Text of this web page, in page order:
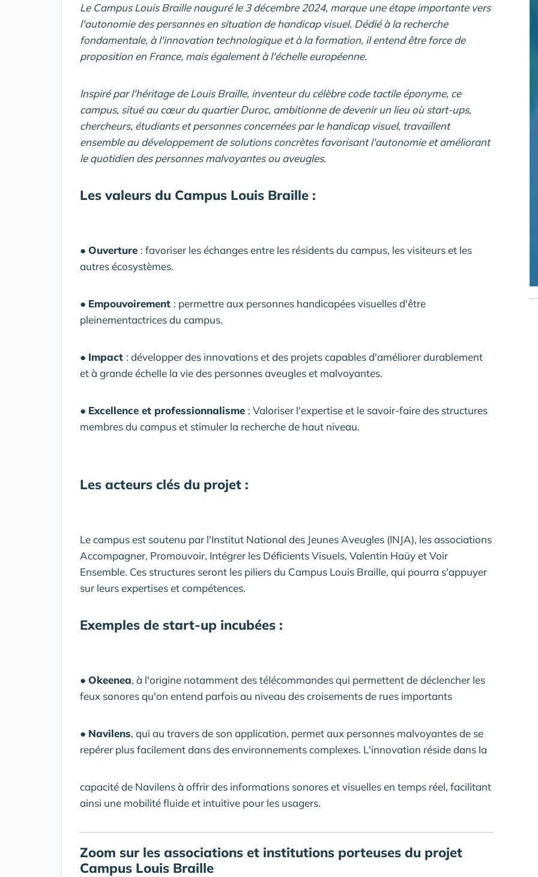
Le Campus Louis Braille nauguré le 3 décembre 2024, marque une étape importante vers
l'autonomie des personnes en situation de handicap visuel. Dédié à la recherche
fondamentale, à l'innovation technologique et à la formation, il entend être force de
proposition en France, mais également à l'échelle européenne.
Inspiré par l'héritage de Louis Braille, inventeur du célèbre code tactile éponyme, ce
campus, situé au cœur du quartier Duroc, ambitionne de devenir un lieu où start-ups,
chercheurs, étudiants et personnes concernées par le handicap visuel, travaillent
ensemble au développement de solutions concrètes favorisant l'autonomie et améliorant
le quotidien des personnes malvoyantes ou aveugles.
Les valeurs du Campus Louis Braille :
● Ouverture : favoriser les échanges entre les résidents du campus, les visiteurs et les
autres écosystèmes.
● Empouvoirement : permettre aux personnes handicapées visuelles d'être
pleinementactrices du campus.
● Impact : développer des innovations et des projets capables d'améliorer durablement
et à grande échelle la vie des personnes aveugles et malvoyantes.
● Excellence et professionnalisme : Valoriser l'expertise et le savoir-faire des structures
membres du campus et stimuler la recherche de haut niveau.
Les acteurs clés du projet :
Le campus est soutenu par l'Institut National des Jeunes Aveugles (INJA), les associations
Accompagner, Promouvoir, Intégrer les Déficients Visuels, Valentin Haüy et Voir
Ensemble. Ces structures seront les piliers du Campus Louis Braille, qui pourra s'appuyer
sur leurs expertises et compétences.
Exemples de start-up incubées :
● Okeenea, à l'origine notamment des télécommandes qui permettent de déclencher les
feux sonores qu'on entend parfois au niveau des croisements de rues importants
● Navilens, qui au travers de son application, permet aux personnes malvoyantes de se
repérer plus facilement dans des environnements complexes. L'innovation réside dans la
capacité de Navilens à offrir des informations sonores et visuelles en temps réel, facilitant
ainsi une mobilité fluide et intuitive pour les usagers.
Zoom sur les associations et institutions porteuses du projet
Campus Louis Braille